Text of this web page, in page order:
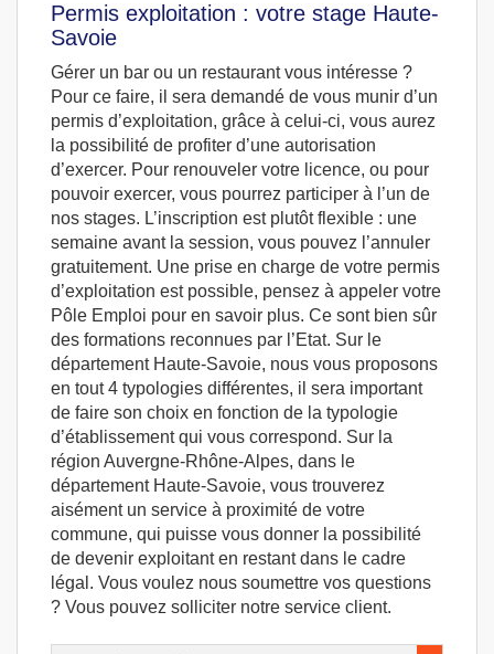
Permis exploitation : votre stage Haute-
Savoie
Gérer un bar ou un restaurant vous intéresse ?
Pour ce faire, il sera demandé de vous munir d’un
permis d’exploitation, grâce à celui-ci, vous aurez
la possibilité de profiter d’une autorisation
d’exercer. Pour renouveler votre licence, ou pour
pouvoir exercer, vous pourrez participer à l’un de
nos stages. L’inscription est plutôt flexible : une
semaine avant la session, vous pouvez l’annuler
gratuitement. Une prise en charge de votre permis
d’exploitation est possible, pensez à appeler votre
Pôle Emploi pour en savoir plus. Ce sont bien sûr
des formations reconnues par l’Etat. Sur le
département Haute-Savoie, nous vous proposons
en tout 4 typologies différentes, il sera important
de faire son choix en fonction de la typologie
d’établissement qui vous correspond. Sur la
région Auvergne-Rhône-Alpes, dans le
département Haute-Savoie, vous trouverez
aisément un service à proximité de votre
commune, qui puisse vous donner la possibilité
de devenir exploitant en restant dans le cadre
légal. Vous voulez nous soumettre vos questions
? Vous pouvez solliciter notre service client.